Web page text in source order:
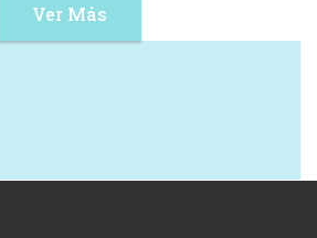
Ver Más